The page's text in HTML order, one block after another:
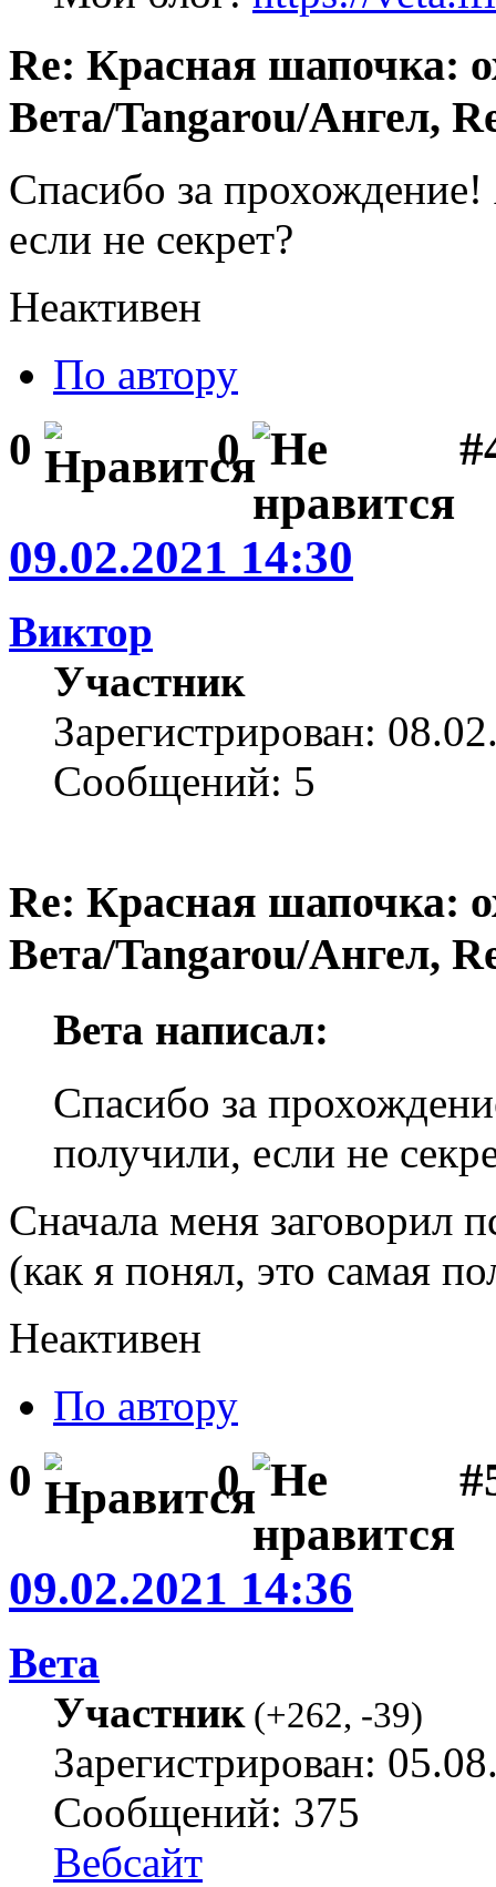
Re: Красная шапочка:
Вета/Tangarou/Ангел,
Спасибо за
если не секрет?
Неактивен
По автору
0 0
09.02.2021 14:30
Виктор
Участник
Зарегистрирован:
Сообщений: 5
Re: Красная шапочка:
Вета/Tangarou/Ангел,
Вета написал:
Спасибо за
получили, если не
Сначала меня заговорил
(как я понял, это самая
Неактивен
По автору
0 0
09.02.2021 14:36
Вета
Участник(+262, -39)
Зарегистрирован:
Сообщений: 375
Вебсайт